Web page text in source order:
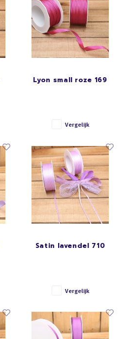
Lyon small roze 169
Vergelijk
Satin lavendel 710
Vergelijk